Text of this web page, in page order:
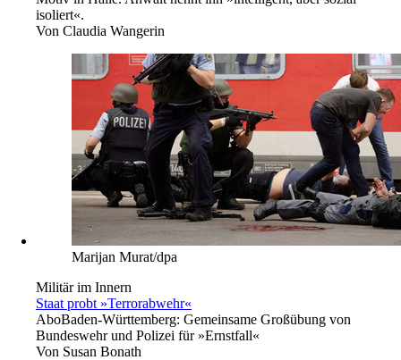
isoliert«.
Von Claudia Wangerin
Marijan Murat/dpa
Militär im Innern
Staat probt »Terrorabwehr«
AboBaden-Württemberg: Gemeinsame Großübung von
Bundeswehr und Polizei für »Ernstfall«
Von Susan Bonath